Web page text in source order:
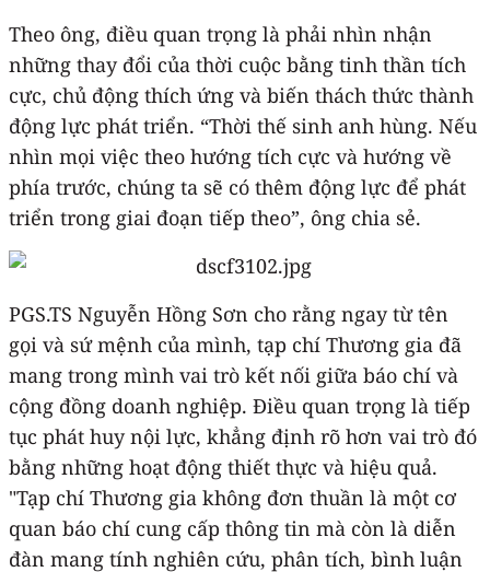
Theo ông, điều quan trọng là phải nhìn nhận
những thay đổi của thời cuộc bằng tinh thần tích
cực, chủ động thích ứng và biến thách thức thành
động lực phát triển. “Thời thế sinh anh hùng. Nếu
nhìn mọi việc theo hướng tích cực và hướng về
phía trước, chúng ta sẽ có thêm động lực để phát
triển trong giai đoạn tiếp theo”, ông chia sẻ.
PGS.TS Nguyễn Hồng Sơn cho rằng ngay từ tên
gọi và sứ mệnh của mình, tạp chí Thương gia đã
mang trong mình vai trò kết nối giữa báo chí và
cộng đồng doanh nghiệp. Điều quan trọng là tiếp
tục phát huy nội lực, khẳng định rõ hơn vai trò đó
bằng những hoạt động thiết thực và hiệu quả.
"Tạp chí Thương gia không đơn thuần là một cơ
quan báo chí cung cấp thông tin mà còn là diễn
đàn mang tính nghiên cứu, phân tích, bình luận